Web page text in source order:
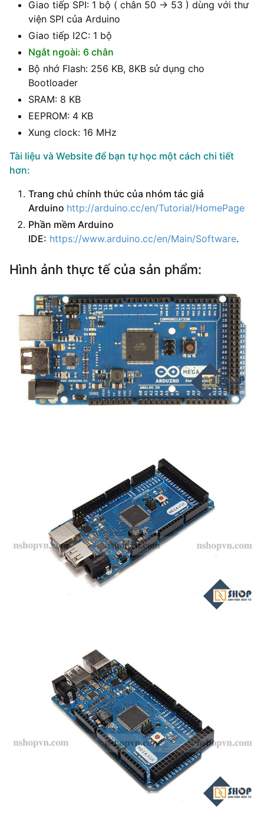
Giao tiếp SPI: 1 bộ ( chân 50 -> 53 ) dùng với thư
viện SPI của Arduino
Giao tiếp I2C: 1 bộ
Ngắt ngoài: 6 chân
Bộ nhớ Flash: 256 KB, 8KB sử dụng cho
Bootloader
SRAM: 8 KB
EEPROM: 4 KB
Xung clock: 16 MHz
Tài liệu và Website để bạn tự học một cách chi tiết
hơn:
Trang chủ chính thức của nhóm tác giả
Arduino http://arduino.cc/en/Tutorial/HomePage
Phần mềm Arduino
IDE: https://www.arduino.cc/en/Main/Software.
Hình ảnh thực tế của sản phẩm: